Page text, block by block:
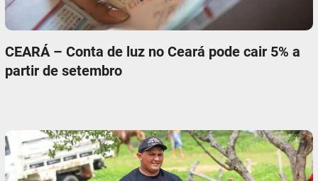
CEARÁ – Conta de luz no Ceará pode cair 5% a
partir de setembro